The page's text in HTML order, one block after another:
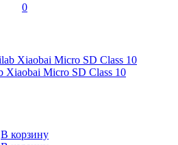
0
Xiaobai Micro SD Class 10
В корзину